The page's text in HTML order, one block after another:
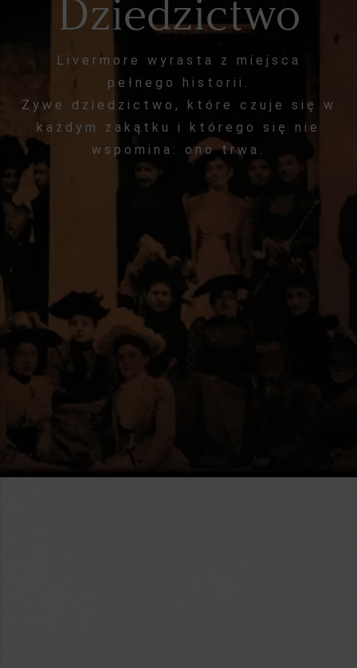
Dziedzictwo
Livermore wyrasta z miejsca
pełnego historii.
Żywe dziedzictwo, które czuje się w
każdym zakątku i którego się nie
wspomina: ono trwa.